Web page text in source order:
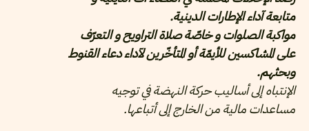
متابعة آداء الإطارات الدينية.
مواكبة الصلوات و خاصّة صلاة التراويح و التعرّف
على المشاكسين للأيمّة أو المتأخّرين لآداء دعاء القنوط
وبحثهم.
الإنتباه إلى أساليب حركة النهضة في توجيه
مساعدات مالية من الخارج إلى أتباعها.